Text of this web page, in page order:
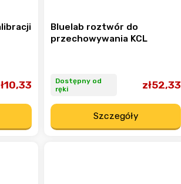
Bluelab roztwór do
przechowywania KCL
Dostępny od
ręki
zł52,33
Szczegóły